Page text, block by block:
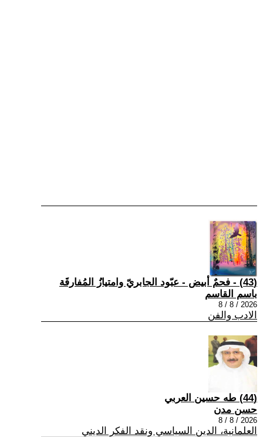
(43) - فحمٌ أبيض - عبّود الجابريّ وامتيازُ المُفارقَة
باسم القاسم
2026 / 8 / 8
الادب والفن
(44) طه حسين العربي
حسن مدن
2026 / 8 / 8
العلمانية، الدين السياسي ونقد الفكر الديني